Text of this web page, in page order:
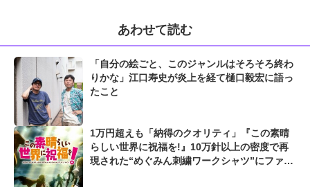
あわせて読む
「自分の絵ごと、このジャンルはそろそろ終わ
りかな」江口寿史が炎上を経て樋口毅宏に語っ
たこと
1万円超えも「納得のクオリティ」『この素晴
らしい世界に祝福を!』10万針以上の密度で再
現された“めぐみん刺繍ワークシャツ”にファン